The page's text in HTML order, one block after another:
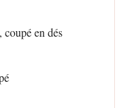
en dés